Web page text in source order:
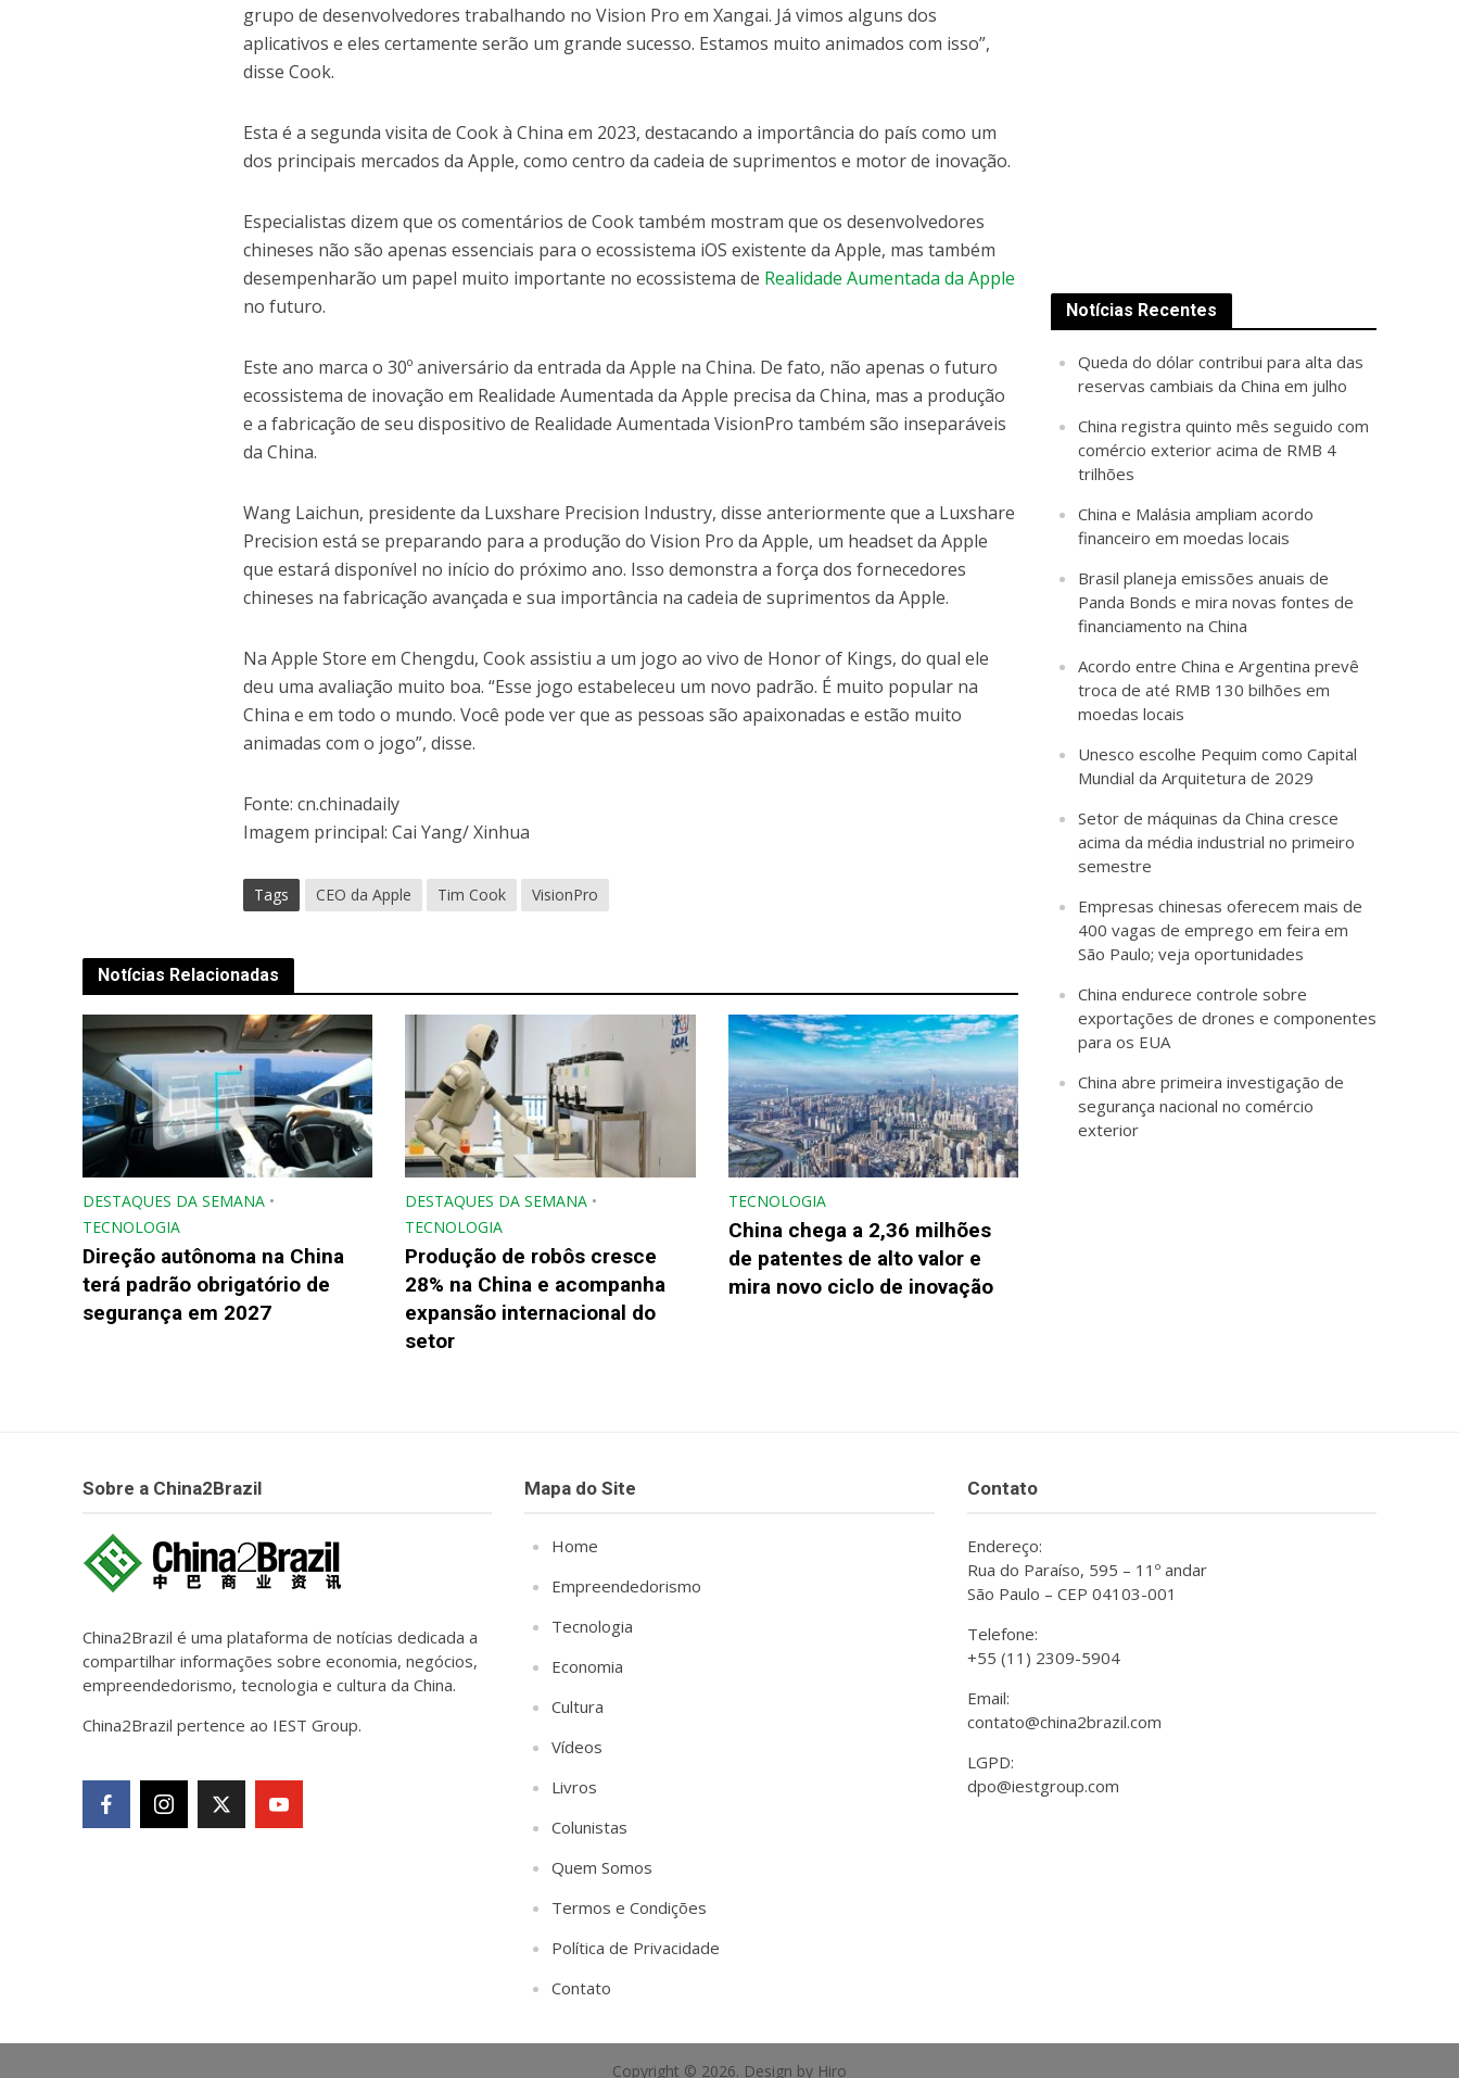
grupo de desenvolvedores trabalhando no Vision Pro em Xangai. Já vimos alguns dos
aplicativos e eles certamente serão um grande sucesso. Estamos muito animados com isso”,
disse Cook.
Esta é a segunda visita de Cook à China em 2023, destacando a importância do país como um
dos principais mercados da Apple, como centro da cadeia de suprimentos e motor de inovação.
Especialistas dizem que os comentários de Cook também mostram que os desenvolvedores
chineses não são apenas essenciais para o ecossistema iOS existente da Apple, mas também
desempenharão um papel muito importante no ecossistema de Realidade Aumentada da Apple
no futuro.
Este ano marca o 30º aniversário da entrada da Apple na China. De fato, não apenas o futuro
ecossistema de inovação em Realidade Aumentada da Apple precisa da China, mas a produção
e a fabricação de seu dispositivo de Realidade Aumentada VisionPro também são inseparáveis
da China.
Wang Laichun, presidente da Luxshare Precision Industry, disse anteriormente que a Luxshare
Precision está se preparando para a produção do Vision Pro da Apple, um headset da Apple
que estará disponível no início do próximo ano. Isso demonstra a força dos fornecedores
chineses na fabricação avançada e sua importância na cadeia de suprimentos da Apple.
Na Apple Store em Chengdu, Cook assistiu a um jogo ao vivo de Honor of Kings, do qual ele
deu uma avaliação muito boa. “Esse jogo estabeleceu um novo padrão. É muito popular na
China e em todo o mundo. Você pode ver que as pessoas são apaixonadas e estão muito
animadas com o jogo”, disse.
Fonte: cn.chinadaily
Imagem principal: Cai Yang/ Xinhua
Tags CEO da Apple Tim Cook VisionPro
Notícias Relacionadas
DESTAQUES DA SEMANA •
TECNOLOGIA
Direção autônoma na China
terá padrão obrigatório de
segurança em 2027
DESTAQUES DA SEMANA •
TECNOLOGIA
Produção de robôs cresce
28% na China e acompanha
expansão internacional do
setor
TECNOLOGIA
China chega a 2,36 milhões
de patentes de alto valor e
mira novo ciclo de inovação
Notícias Recentes
Queda do dólar contribui para alta das
reservas cambiais da China em julho
China registra quinto mês seguido com
comércio exterior acima de RMB 4
trilhões
China e Malásia ampliam acordo
financeiro em moedas locais
Brasil planeja emissões anuais de
Panda Bonds e mira novas fontes de
financiamento na China
Acordo entre China e Argentina prevê
troca de até RMB 130 bilhões em
moedas locais
Unesco escolhe Pequim como Capital
Mundial da Arquitetura de 2029
Setor de máquinas da China cresce
acima da média industrial no primeiro
semestre
Empresas chinesas oferecem mais de
400 vagas de emprego em feira em
São Paulo; veja oportunidades
China endurece controle sobre
exportações de drones e componentes
para os EUA
China abre primeira investigação de
segurança nacional no comércio
exterior
Sobre a China2Brazil
China2Brazil é uma plataforma de notícias dedicada a
compartilhar informações sobre economia, negócios,
empreendedorismo, tecnologia e cultura da China.
China2Brazil pertence ao IEST Group.
Mapa do Site
Home
Empreendedorismo
Tecnologia
Economia
Cultura
Vídeos
Livros
Colunistas
Quem Somos
Termos e Condições
Política de Privacidade
Contato
Contato
Endereço:
Rua do Paraíso, 595 – 11º andar
São Paulo – CEP 04103-001
Telefone:
+55 (11) 2309-5904
Email:
contato@china2brazil.com
LGPD:
dpo@iestgroup.com
Copyright © 2026. Design by Hiro